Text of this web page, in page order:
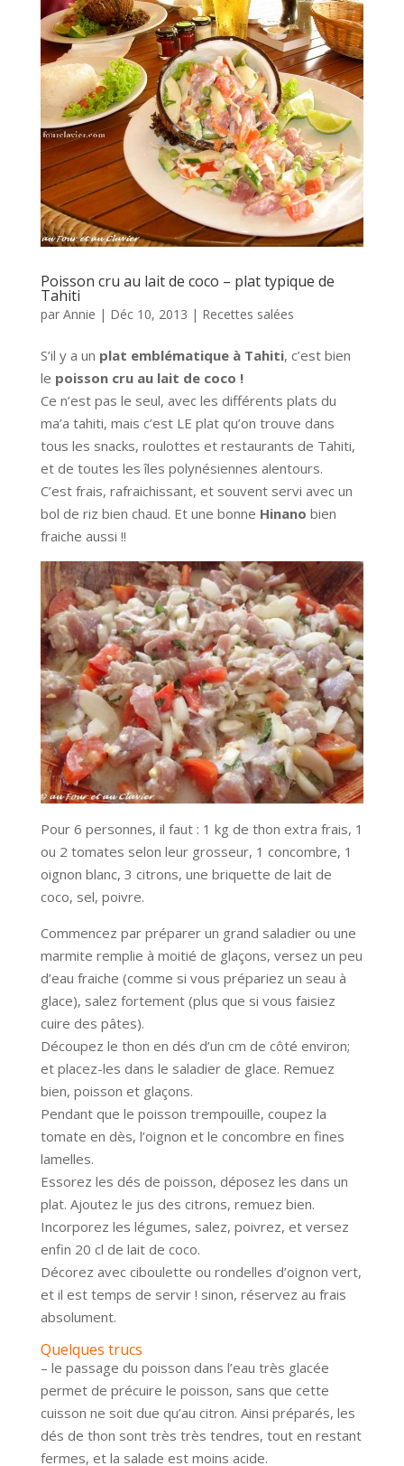
Poisson cru au lait de coco – plat typique de
Tahiti
par Annie | Déc 10, 2013 | Recettes salées
S’il y a un plat emblématique à Tahiti, c’est bien
le poisson cru au lait de coco !
Ce n’est pas le seul, avec les différents plats du
ma’a tahiti, mais c’est LE plat qu’on trouve dans
tous les snacks, roulottes et restaurants de Tahiti,
et de toutes les îles polynésiennes alentours.
C’est frais, rafraichissant, et souvent servi avec un
bol de riz bien chaud. Et une bonne Hinano bien
fraiche aussi !!
Pour 6 personnes, il faut : 1 kg de thon extra frais, 1
ou 2 tomates selon leur grosseur, 1 concombre, 1
oignon blanc, 3 citrons, une briquette de lait de
coco, sel, poivre.
Commencez par préparer un grand saladier ou une
marmite remplie à moitié de glaçons, versez un peu
d’eau fraiche (comme si vous prépariez un seau à
glace), salez fortement (plus que si vous faisiez
cuire des pâtes).
Découpez le thon en dés d’un cm de côté environ;
et placez-les dans le saladier de glace. Remuez
bien, poisson et glaçons.
Pendant que le poisson trempouille, coupez la
tomate en dès, l’oignon et le concombre en fines
lamelles.
Essorez les dés de poisson, déposez les dans un
plat. Ajoutez le jus des citrons, remuez bien.
Incorporez les légumes, salez, poivrez, et versez
enfin 20 cl de lait de coco.
Décorez avec ciboulette ou rondelles d’oignon vert,
et il est temps de servir ! sinon, réservez au frais
absolument.
Quelques trucs
– le passage du poisson dans l’eau très glacée
permet de précuire le poisson, sans que cette
cuisson ne soit due qu’au citron. Ainsi préparés, les
dés de thon sont très très tendres, tout en restant
fermes, et la salade est moins acide.